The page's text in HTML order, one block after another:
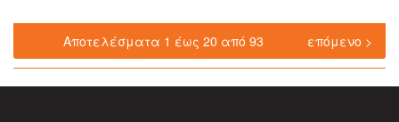
Αποτελέσματα 1 έως 20 από 93 επόμενο >